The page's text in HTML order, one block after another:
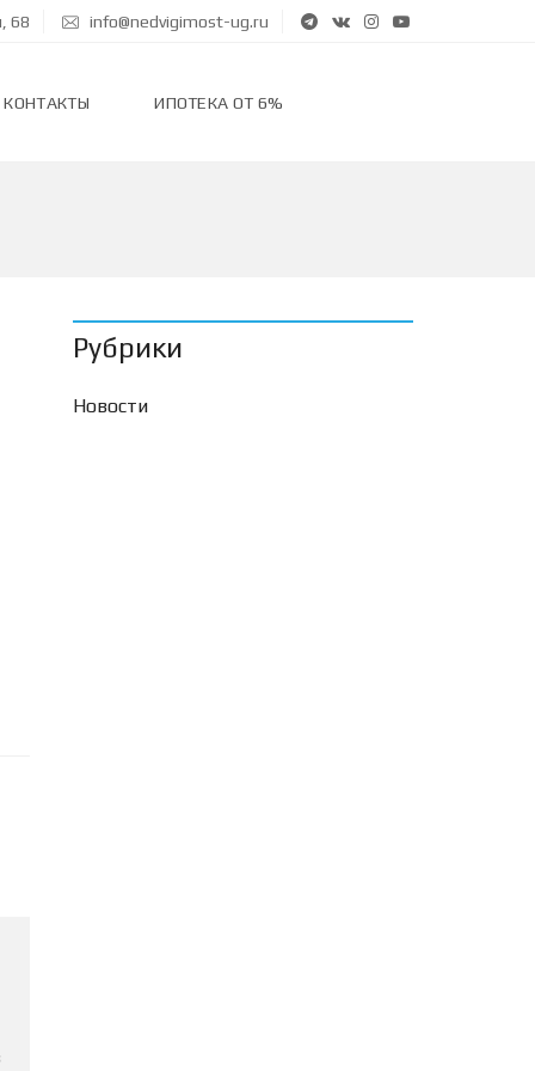
68 info@nedvigimost-ug.ru
КОНТАКТЫ ИПОТЕКА ОТ 6%
Рубрики
Новости